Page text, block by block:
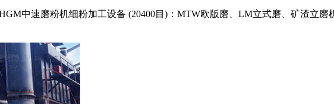
中速磨粉机细粉加工设备 (20400目)：MTW欧版磨、LM立式磨、矿渣立